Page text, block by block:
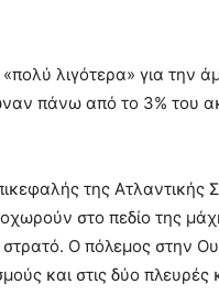
λιγότερα» για την
πάνω από το 3% του
της Ατλαντικής
στο πεδίο της
Ο πόλεμος στην
και στις δύο